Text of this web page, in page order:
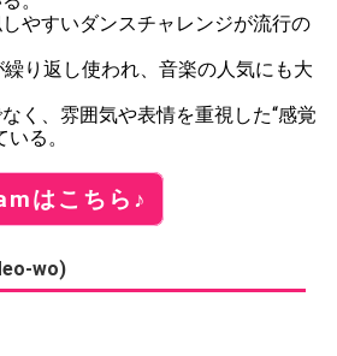
やすいダンスチャレンジが流行の
り返し使われ、音楽の人気にも大
く、雰囲気や表情を重視した“感覚
る。
はこちら♪
wo)